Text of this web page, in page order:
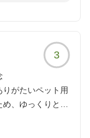
間を提供して参
。
3
がたいペット用
、ゆっくりと入